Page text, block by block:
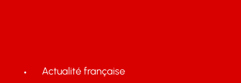
Actualité française